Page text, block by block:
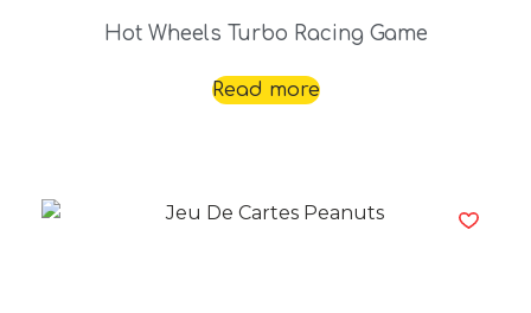
Hot Wheels Turbo Racing Game
Read more